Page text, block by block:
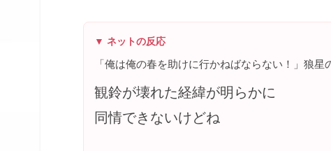
▼ ネットの反応
「俺は俺の春を助けに行かねばならない！」狼星
観鈴が壊れた経緯が明らかに
同情できないけどね